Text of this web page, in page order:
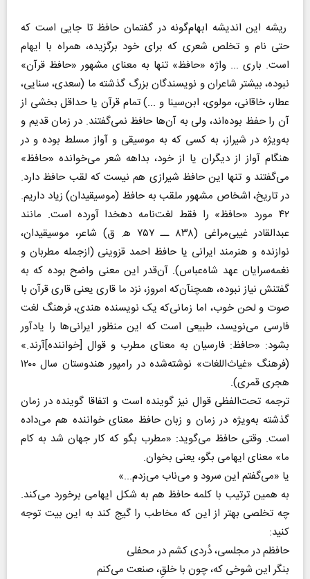
ریشه این اندیشه ابهام‌گونه در گفتمان حافظ تا جایی است که
حتی نام و تخلص شعری که برای خود برگزیده، همراه با ایهام
است. باری ... واژه «حافظ» تنها به معنای مشهور «حافظ قرآن»
نبوده، بیشتر شاعران و نویسندگان بزرگ گذشته ما (سعدی، سنایی،
عطار، خاقانی، مولوی، ابن‌سینا و ...) تمام قرآن یا حداقل بخشی از
آن را حفظ بوده‌اند، ولی به آن‌ها حافظ نمی‌گفتند. در زمان قدیم و
به‌ویژه در شیراز، به کسی که به موسیقی و آواز مسلط بوده و در
هنگام آواز از دیگران یا از خود، بداهه شعر می‌خوانده «حافظ»
می‌گفتند و تنها این حافظ شیرازی هم نیست که لقب حافظ دارد.
در تاریخ، اشخاص مشهور ملقب به حافظ (موسیقیدان) زیاد داریم.
۴۲ مورد «حافظ» را فقط لغت‌نامه دهخدا آورده است. مانند
عبدالقادر غیبی‌مراغی (۸۳۸ ــ ۷۵۷ ه‍. ق) شاعر، موسیقیدان،
نوازنده و هنرمند ایرانی یا حافظ احمد قزوینی (ازجمله مطربان و
نغمه‌سرایان عهد شاه‌عباس). آن‌قدر این معنی واضح بوده که به
گفتنش نیاز نبوده، همچنآن‌که امروز، نزد ما قاری یعنی قاری قرآن با
صوت و لحن خوب، اما زمانی‌که یک نویسنده هندی، فرهنگ لغت
فارسی می‌نویسد، طبیعی است که این منظور ایرانی‌ها را یادآور
بشود: «حافظ: فارسیان به معنای مطرب و قوال [خواننده]آرند.»
(فرهنگ «غیاث‌اللغات» نوشته‌شده در رامپور هندوستان سال ١٢٠٠
هجری قمری).
ترجمه تحت‌الفظی قوال نیز گوینده است و اتفاقا گوینده در زمان
گذشته به‌ویژه در زمان و زبان حافظ معنای خواننده هم می‌داده
است. وقتی حافظ می‌گوید: «مطرب بگو که کار جهان شد به کام
ما» معنای ایهامی بگو، یعنی بخوان.
یا «می‌گفتم این سرود و می‌ناب می‌زدم...»
به همین ترتیب با کلمه حافظ هم به شکل ایهامی برخورد می‌کند.
چه تخلصی بهتر از این که مخاطب را گیج کند به این بیت توجه
کنید:
حافظم در مجلسی، دُردی کشم در محفلی
بنگر این شوخی که، چون با خلقِ، صنعت می‌کنم